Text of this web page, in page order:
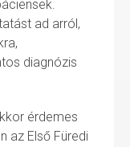
ad arról,
diagnózis
érdemes
az Első Füredi